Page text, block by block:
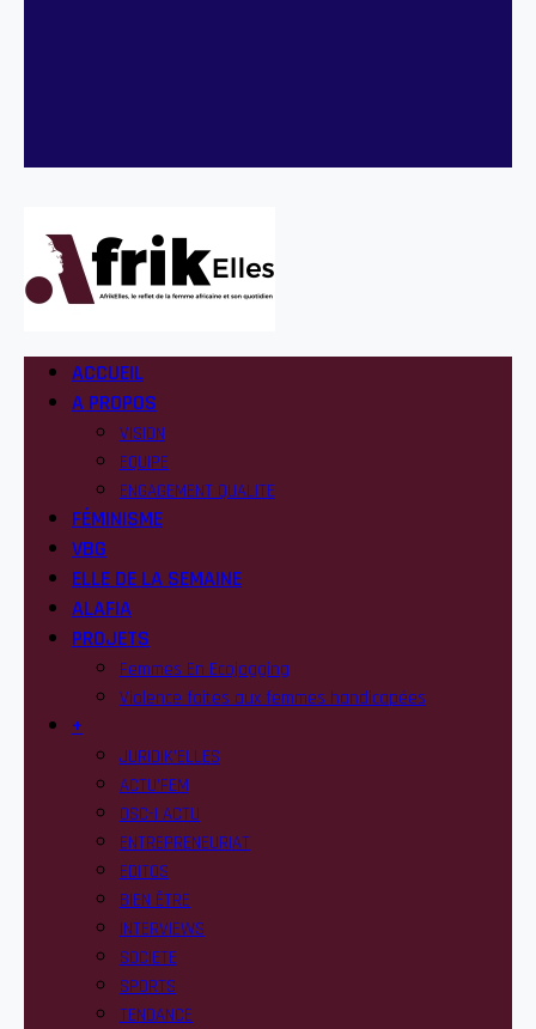
ACCUEIL
A PROPOS
VISION
EQUIPE
ENGAGEMENT QUALITE
FÉMINISME
VBG
ELLE DE LA SEMAINE
ALAFIA
PROJETS
Femmes En Ecojogging
Violence faites aux femmes handicapées
+
JURIDIK’ELLES
ACTU’FEM
OSC-I ACTU
ENTREPRENEURIAT
EDITOS
BIEN ÊTRE
INTERVIEWS
SOCIETE
SPORTS
TENDANCE